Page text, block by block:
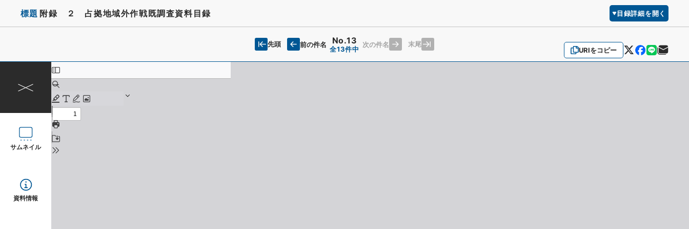
標題 附録 ２ 占拠地域外作戦既調査資料目録 目録詳細を開く
URIをコピー
先頭 前の件名 No.13
全13件中
次の件名 末尾
サムネイル
資料情報